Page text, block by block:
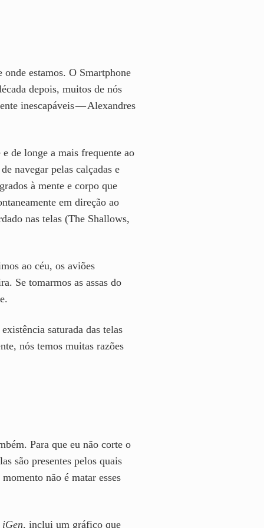
estamos. O Smartphone
depois, muitos de nós
inescapáveis — Alexandres
de longe a mais frequente ao
navegar pelas calçadas e
à mente e corpo que
em direção ao
nas telas (The Shallows,
ao céu, os aviões
Se tomarmos as assas do
saturada das telas
nós temos muitas razões
Para que eu não corte o
são presentes pelos quais
não é matar esses
iGen, inclui um gráfico que